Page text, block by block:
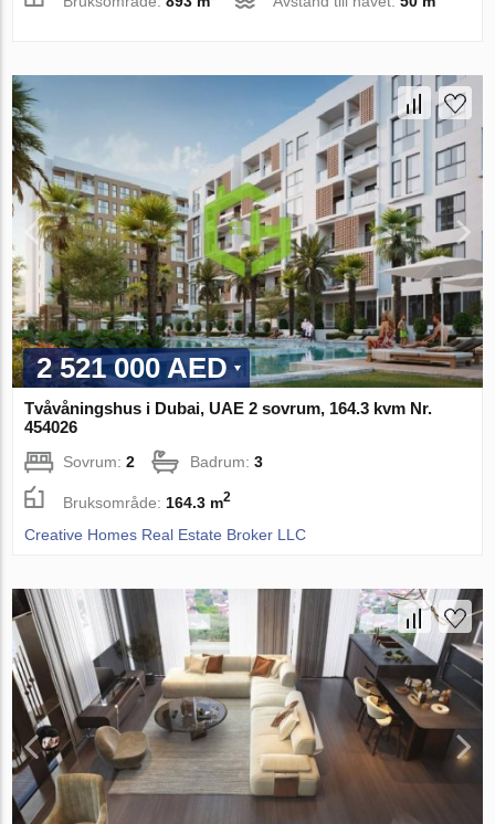
2 521 000 AED
Tvåvåningshus i Dubai, UAE 2 sovrum, 164.3 kvm Nr.
454026
Sovrum:2 Badrum:3
Bruksområde: 164.3 m2
Creative Homes Real Estate Broker LLC